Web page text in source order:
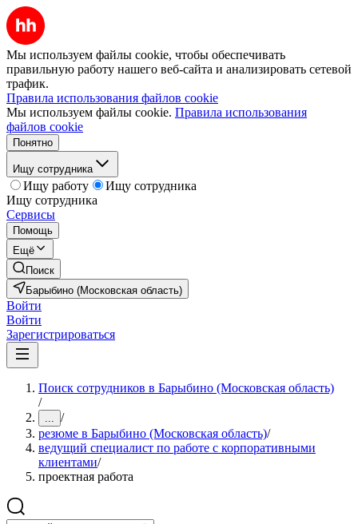
Мы используем файлы cookie, чтобы обеспечивать
правильную работу нашего веб-сайта и анализировать сетевой
трафик.
Правила использования файлов cookie
Мы используем файлы cookie. Правила использования
файлов cookie
Понятно
Ищу сотрудника
Ищу работу
Ищу сотрудника
Ищу сотрудника
Сервисы
Помощь
Ещё
Поиск
Барыбино (Московская область)
Войти
Войти
Зарегистрироваться
Поиск сотрудников в Барыбино (Московская область)
/
... /
резюме в Барыбино (Московская область)/
ведущий специалист по работе с корпоративными
клиентами/
проектная работа